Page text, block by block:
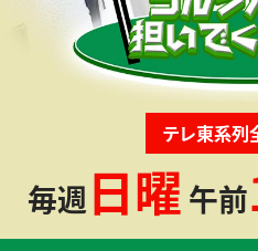
テレ東系列
毎週 日曜 午前